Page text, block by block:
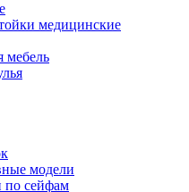
медицинские
мебель
модели
по сейфам